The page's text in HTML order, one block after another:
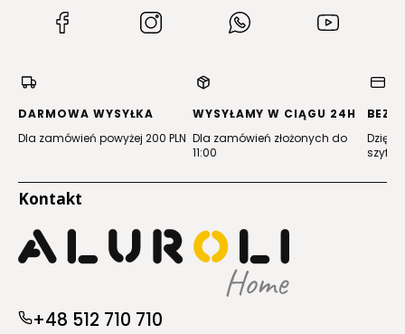
(Otwiera
nowej
(Otwiera
(Otwiera
nowej
DARMOWA WYSYŁKA
Dla zamówień powyżej 200 PLN
WYSYŁAMY W CIĄGU 24H
Dla zamówień złożonych do
11:00
Dzięki
Kontakt
+48 512 710 710